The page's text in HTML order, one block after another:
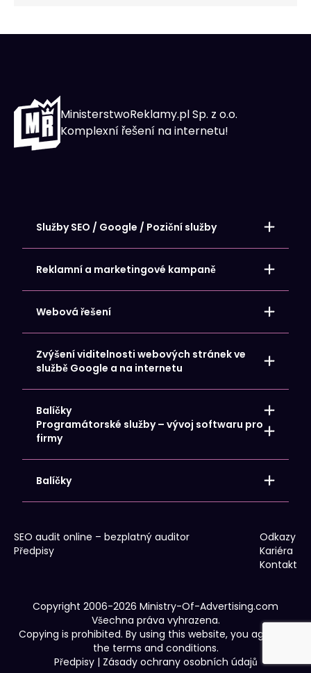
MinisterstwoReklamy.pl Sp. z o.o.
Komplexní řešení na internetu!
Služby SEO / Google / Poziční služby
Místní umístění – stránky SEO
Umístění internetových obchodů
Umístění webových stránek
Umístění vizitky Google My Business Card
Reklamní a marketingové kampaně
Google Ads – Reklamní kampaně
Reklamy na Facebooku a Meta
Reklamy na LinkedIn
Webová řešení
Obsahový marketing – Tvorba obsahu
Hosting a domény
Internetový obchod pro vás
Cílová stránka
Návrh / vývoj webových stránek
Údržba webových stránek
Překlady webových stránek a obchodů
Zvýšení viditelnosti webových stránek ve
službě Google a na internetu
Reklamní a firemní dárky s logem
Firemní identita pro vaši společnost
POS materiály a reklamní akce
Reklamní oblečení
Venkovní a velkoplošná reklama
Reklamní tisk
Balíčky
Propagace místní společnosti
Propagace celostátní společnosti
Propagace webového obchodu
Programátorské služby – vývoj softwaru pro
firmy
Soubory cookie
Podpora IT – Poradenství
Google Analytics 4
Převod dopravy
Balíčky
Propagace místní společnosti
Propagace webového obchodu
SEO audit online – bezplatný auditor
Předpisy
Odkazy
Kariéra
Kontakt
Copyright 2006-2026 Ministry-Of-Advertising.com
Všechna práva vyhrazena.
Copying is prohibited. By using this website, you agree to
the terms and conditions.
Předpisy| Zásady ochrany osobních údajů